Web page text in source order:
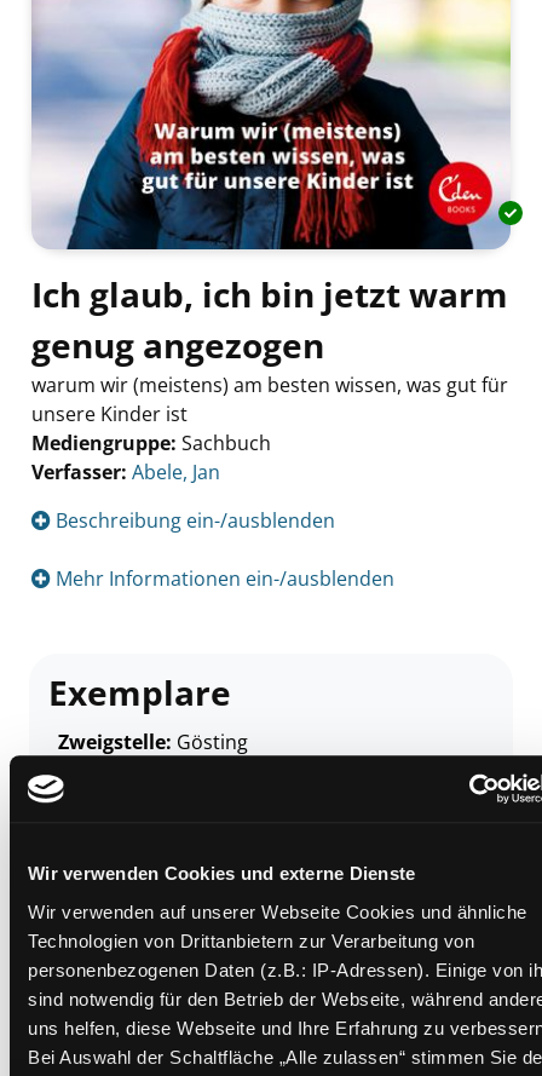
Wir verwenden Cookies und externe Dienste
Wir verwenden auf unserer Webseite Cookies und ähnliche
Technologien von Drittanbietern zur Verarbeitung von
personenbezogenen Daten (z.B.: IP-Adressen). Einige von
sind notwendig für den Betrieb der Webseite, während
uns helfen, diese Webseite und Ihre Erfahrung zu
Bei Auswahl der Schaltfläche „Alle zulassen“ stimmen Sie
Ich glaub, ich bin jetzt warm
genug angezogen
warum wir (meistens) am besten wissen, was gut für
unsere Kinder ist
Mediengruppe: Sachbuch
Verfasser: Suche nach diesem Verfasser
Abele, Jan
Beschreibung ein-/ausblenden
Mehr Informationen ein-/ausblenden
Exemplare
Zweigstelle: Gösting
Signatur:
Vorbestellungen:0
Mediengruppe: Sachbuch
Frist:
Barcode: 1902SB02349
Standort 3: